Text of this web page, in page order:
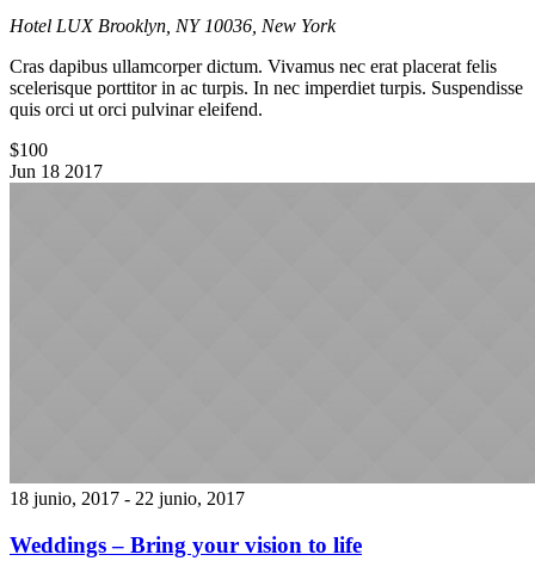
Hotel LUX Brooklyn, NY 10036, New York
Cras dapibus ullamcorper dictum. Vivamus nec erat placerat felis
scelerisque porttitor in ac turpis. In nec imperdiet turpis. Suspendisse
quis orci ut orci pulvinar eleifend.
$100
Jun 18 2017
18 junio, 2017 - 22 junio, 2017
Weddings – Bring your vision to life